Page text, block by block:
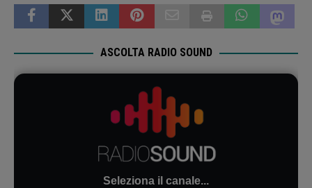
ASCOLTA RADIO SOUND
Seleziona il canale...